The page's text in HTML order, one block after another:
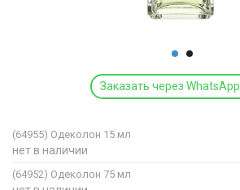
Заказать через WhatsApp
(64955) Одеколон 15 мл
нет в наличии
(64952) Одеколон 75 мл